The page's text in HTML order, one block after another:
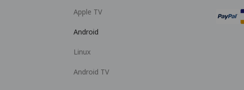
Apple TV
Android
Linux
Android TV